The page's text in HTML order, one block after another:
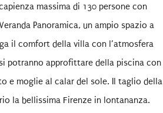
massima di 130 persone con
Panoramica, un ampio spazio a
il comfort della villa con l’atmosfera
potranno approfittare della piscina con
e moglie al calar del sole. Il taglio della
la bellissima Firenze in lontananza.